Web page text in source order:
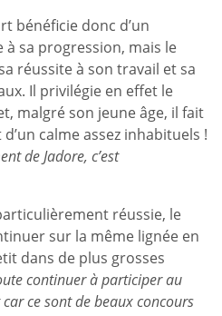
bénéficie donc d’un
sa progression, mais le
réussite à son travail et sa
Il privilégie en effet le
malgré son jeune âge, il fait
calme assez inhabituels !
de Jadore, c’est
réussie, le
sur la même lignée en
dans de plus grosses
continuer à participer au
ce sont de beaux concours